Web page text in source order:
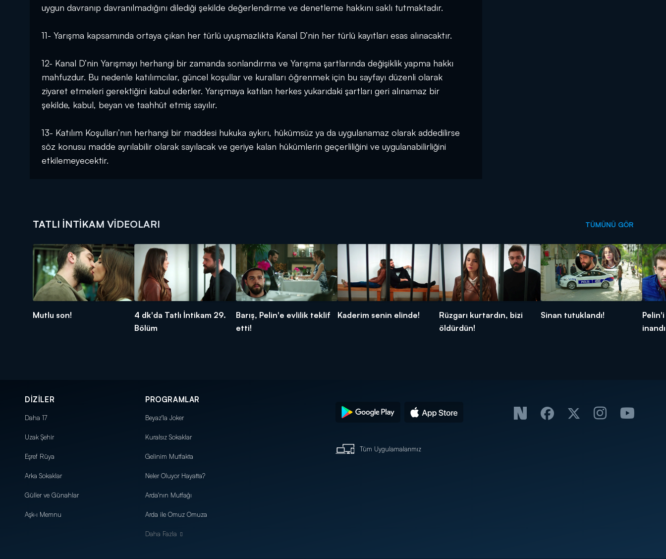
uygun davranıp davranılmadığını dilediği şekilde değerlendirme ve denetleme hakkını saklı tutmaktadır.
11- Yarışma kapsamında ortaya çıkan her türlü uyuşmazlıkta Kanal D’nin her türlü kayıtları esas alınacaktır.
12- Kanal D’nin Yarışmayı herhangi bir zamanda sonlandırma ve Yarışma şartlarında değişiklik yapma hakkı
mahfuzdur. Bu nedenle katılımcılar, güncel koşullar ve kuralları öğrenmek için bu sayfayı düzenli olarak
ziyaret etmeleri gerektiğini kabul ederler. Yarışmaya katılan herkes yukarıdaki şartları geri alınamaz bir
şekilde, kabul, beyan ve taahhüt etmiş sayılır.
13- Katılım Koşulları’nın herhangi bir maddesi hukuka aykırı, hükümsüz ya da uygulanamaz olarak addedilirse
söz konusu madde ayrılabilir olarak sayılacak ve geriye kalan hükümlerin geçerliliğini ve uygulanabilirliğini
etkilemeyecektir.
TATLI İNTIKAM VIDEOLARI TÜMÜNÜ GÖR
Mutlu son!
4 dk'da Tatlı İntikam 29.
Bölüm
Barış, Pelin'e evlilik teklif
etti!
Kaderim senin elinde!
Rüzgarı kurtardın, bizi
öldürdün!
Sinan tutuklandı!
Pelin'i
DİZİLER
Daha 17
Uzak Şehir
Eşref Rüya
Arka Sokaklar
Güller ve Günahlar
Aşk-ı Memnu
PROGRAMLAR
Beyaz'la Joker
Kuralsız Sokaklar
Gelinim Mutfakta
Neler Oluyor Hayatta?
Arda'nın Mutfağı
Arda ile Omuz Omuza
Daha Fazla
Tüm Uygulamalarımız